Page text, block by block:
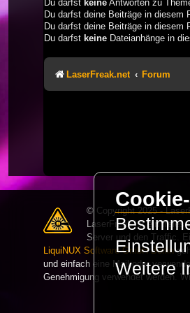
Du darfst keine Antworten zu
Du darfst deine Beiträge in diesem
Du darfst deine Beiträge in diesem
Du darfst keine Dateianhänge in
LaserFreak.net Forum
© Copyright 2025 -
LaserFreak ist ein
Server und den Traffic.
LiquiNUX Software GmbH Berlin
und einfach eine Mail oder
Genehmigung verwendet werden.
Weitere